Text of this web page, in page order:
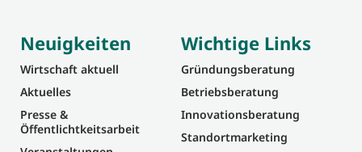
Neuigkeiten
Wirtschaft aktuell
Aktuelles
Presse &
Öffentlichtkeitsarbeit
Wichtige Links
Gründungsberatung
Betriebsberatung
Innovationsberatung
Standortmarketing